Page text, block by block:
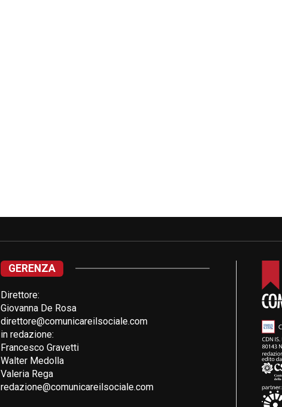
GERENZA
Direttore:
Giovanna De Rosa
direttore@comunicareilsociale.com
in redazione:
Francesco Gravetti
Walter Medolla
Valeria Rega
redazione@comunicareilsociale.com